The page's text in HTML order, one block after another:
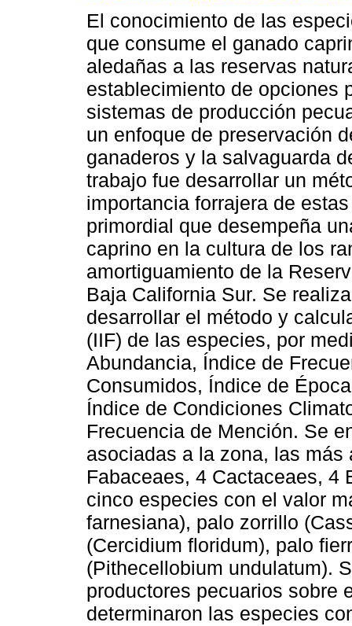
El conocimiento de las
que consume el ganado
aledañas a las reservas
establecimiento de opciones
sistemas de producción
un enfoque de preservación
ganaderos y la salvaguarda
trabajo fue desarrollar un
importancia forrajera de
primordial que desempeña
caprino en la cultura de los
amortiguamiento de la
Baja California Sur. Se
desarrollar el método y
(IIF) de las especies, por
Abundancia, Índice de
Consumidos, Índice de
Índice de Condiciones
Frecuencia de Mención. Se
asociadas a la zona, las
Fabaceaes, 4 Cactaceaes, 4
cinco especies con el valor
farnesiana), palo zorrillo
(Cercidium floridum), palo
(Pithecellobium undulatum).
productores pecuarios sobre
determinaron las especies